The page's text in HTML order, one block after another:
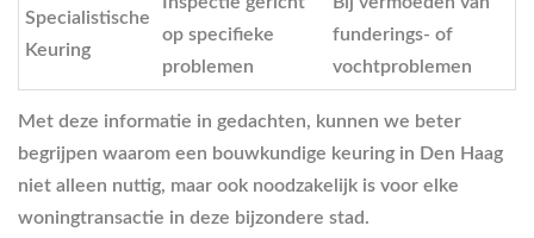
Specialistische
Keuring
op specifieke
problemen
funderings- of
vochtproblemen
Met deze informatie in gedachten, kunnen we beter
begrijpen waarom een bouwkundige keuring in Den Haag
niet alleen nuttig, maar ook noodzakelijk is voor elke
woningtransactie in deze bijzondere stad.